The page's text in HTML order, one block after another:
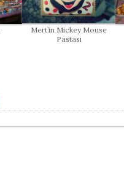
Mert’in Mickey Mouse
Pastası